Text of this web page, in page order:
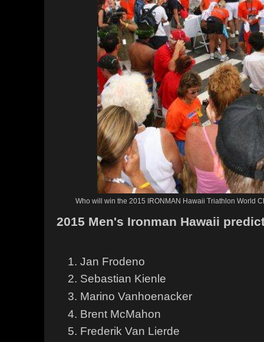
Who will win the 2015 IRONMAN Hawaii Triathlon World
2015 Men's Ironman Hawaii
Jan Frodeno
Sebastian Kienle
Marino Vanhoenacker
Brent McMahon
Frederik Van Lierde